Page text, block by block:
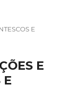
E
E
E